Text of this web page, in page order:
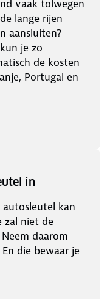
vaak tolwegen
lange rijen
aansluiten?
je zo
de kosten
Portugal en
in
kan
zal niet de
daarom
die bewaar je